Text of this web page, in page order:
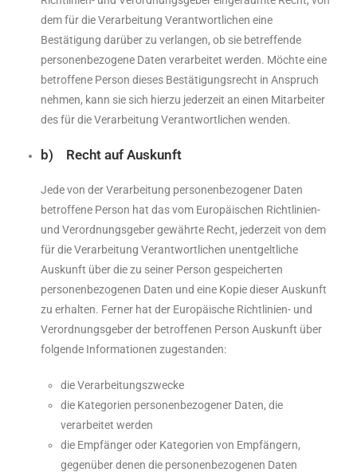
dem für die Verarbeitung Verantwortlichen eine
Bestätigung darüber zu verlangen, ob sie betreffende
personenbezogene Daten verarbeitet werden. Möchte eine
betroffene Person dieses Bestätigungsrecht in Anspruch
nehmen, kann sie sich hierzu jederzeit an einen Mitarbeiter
des für die Verarbeitung Verantwortlichen wenden.
b) Recht auf Auskunft
Jede von der Verarbeitung personenbezogener Daten
betroffene Person hat das vom Europäischen Richtlinien-
und Verordnungsgeber gewährte Recht, jederzeit von dem
für die Verarbeitung Verantwortlichen unentgeltliche
Auskunft über die zu seiner Person gespeicherten
personenbezogenen Daten und eine Kopie dieser Auskunft
zu erhalten. Ferner hat der Europäische Richtlinien- und
Verordnungsgeber der betroffenen Person Auskunft über
folgende Informationen zugestanden:
die Verarbeitungszwecke
die Kategorien personenbezogener Daten, die
verarbeitet werden
die Empfänger oder Kategorien von Empfängern,
gegenüber denen die personenbezogenen Daten